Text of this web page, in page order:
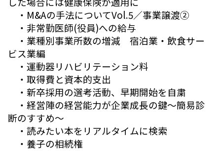
・M&Aの手法についてVol.5／事業譲渡②
・非常勤医師(役員)への給与
・業種別事業所数の増減 宿泊業・飲食サー
ビス業編
・運動器リハビリテーション料
・取得費と資本的支出
・新卒採用の選考活動、早期開始を自粛
・経営陣の経営能力が企業成長の鍵～簡易診
断のすすめ～
・読みたい本をリアルタイムに検索
・養子の相続権